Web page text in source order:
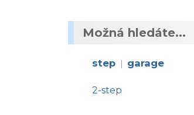
Možná hledáte...
step | garage
2-step